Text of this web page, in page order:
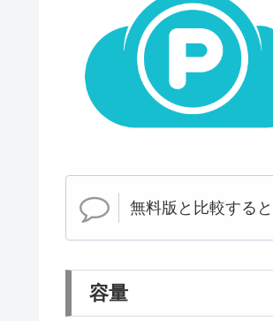
無料版と比較する
容量